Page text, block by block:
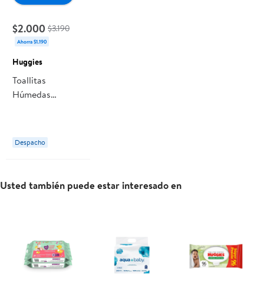
$2.000 $3.190
Ahorra $1.190
Huggies
Toallitas
Húmedas
Despacho
Usted también puede estar interesado en